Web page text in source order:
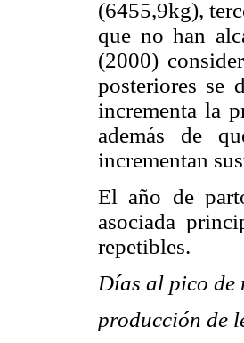
(6455,9kg),
que no han
(2000)
posteriores se
incrementa la
además de
incrementan
El año de
asociada
repetibles.
Días al pico de
producción de